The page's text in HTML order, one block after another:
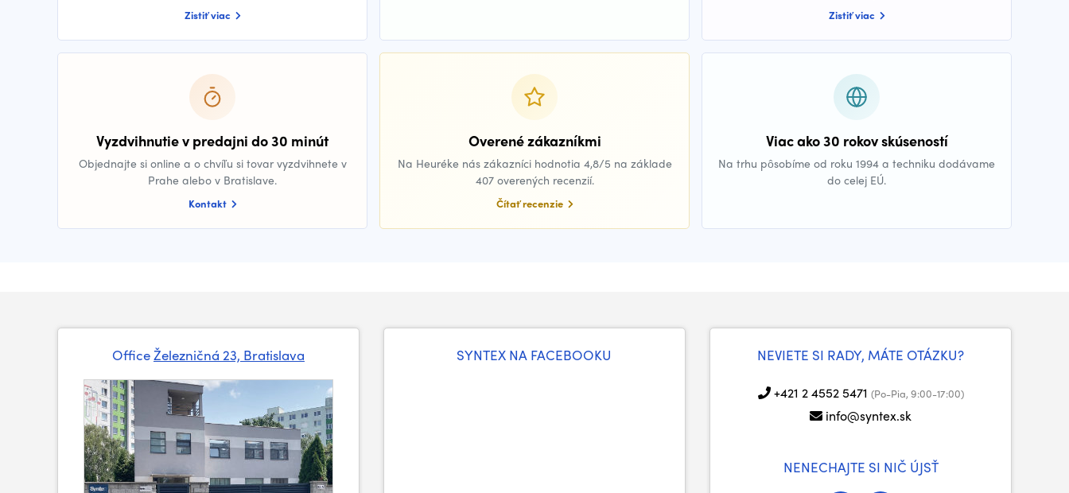
Zistiť viac Zistiť viac
Vyzdvihnutie v predajni do 30 minút
Objednajte si online a o chvíľu si tovar vyzdvihnete v
Prahe alebo v Bratislave.
Kontakt
Overené zákazníkmi
Na Heuréke nás zákazníci hodnotia 4,8/5 na základe
407 overených recenzií.
Čítať recenzie
Viac ako 30 rokov skúseností
Na trhu pôsobíme od roku 1994 a techniku dodávame
do celej EÚ.
OfficeŽelezničná 23, Bratislava SYNTEX NA FACEBOOKU NEVIETE SI RADY, MÁTE OTÁZKU?
+421 2 4552 5471 (Po-Pia, 9:00-17:00)
info@syntex.sk
NENECHAJTE SI NIČ ÚJSŤ